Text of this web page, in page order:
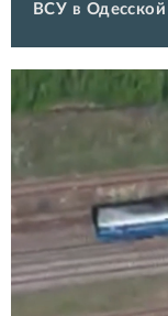
ВСУ в Одесской